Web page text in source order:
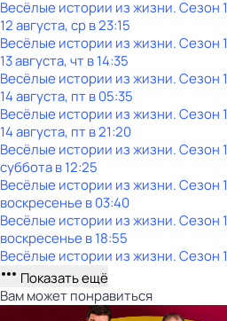
Весёлые истории из жизни. Сезон 1
12 августа, ср в 23:15
Весёлые истории из жизни. Сезон 1
13 августа, чт в 14:35
Весёлые истории из жизни. Сезон 1
14 августа, пт в 05:35
Весёлые истории из жизни. Сезон 1
14 августа, пт в 21:20
Весёлые истории из жизни. Сезон 1
субботав12:25
Весёлые истории из жизни. Сезон 1
воскресенье в03:40
Весёлые истории из жизни. Сезон 1
воскресенье в18:55
Весёлые истории из жизни. Сезон 1
Показать ещё
Вам может понравиться